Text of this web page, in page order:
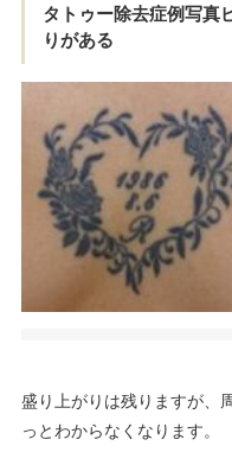
タトゥー除去症例写
りがある
盛り上がりは残りますが、
っとわからなくなります。